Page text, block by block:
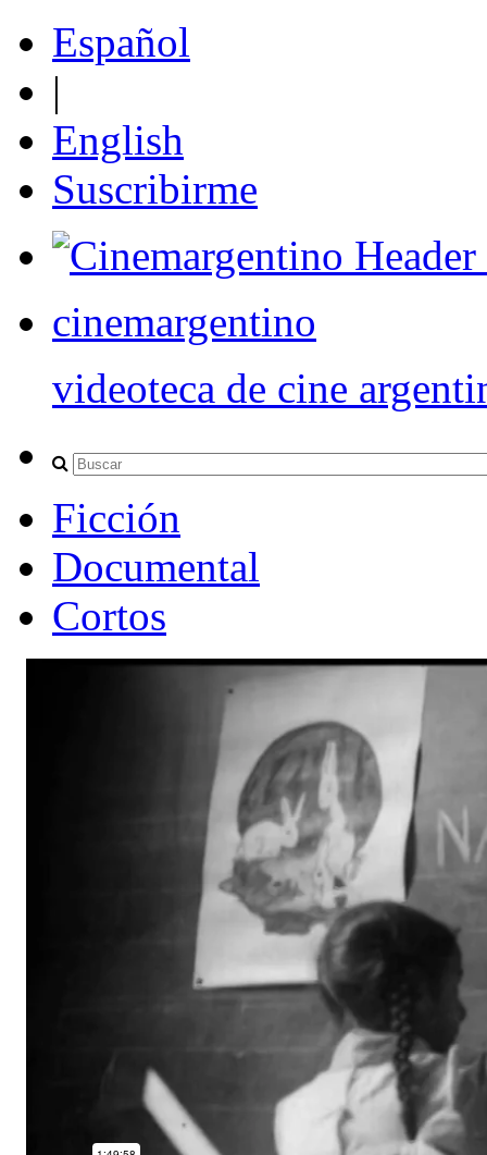
Español
|
English
Suscribirme
cinemargentino
videoteca de cine
Ficción
Documental
Cortos